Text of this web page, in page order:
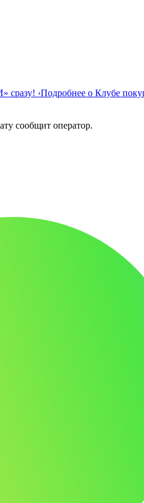
сразу! ›Подробнее о Клубе
сообщит оператор.